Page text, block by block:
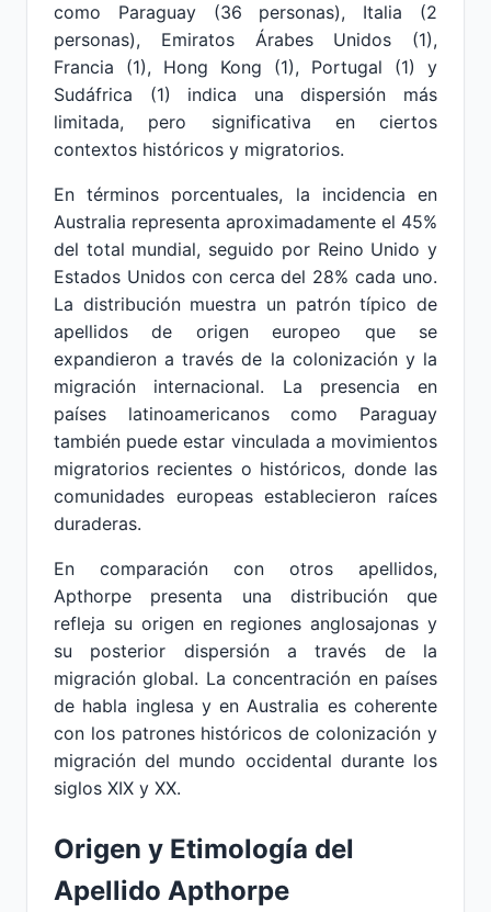
como Paraguay (36 personas), Italia (2
personas), Emiratos Árabes Unidos (1),
Francia (1), Hong Kong (1), Portugal (1) y
Sudáfrica (1) indica una dispersión más
limitada, pero significativa en ciertos
contextos históricos y migratorios.
En términos porcentuales, la incidencia en
Australia representa aproximadamente el 45%
del total mundial, seguido por Reino Unido y
Estados Unidos con cerca del 28% cada uno.
La distribución muestra un patrón típico de
apellidos de origen europeo que se
expandieron a través de la colonización y la
migración internacional. La presencia en
países latinoamericanos como Paraguay
también puede estar vinculada a movimientos
migratorios recientes o históricos, donde las
comunidades europeas establecieron raíces
duraderas.
En comparación con otros apellidos,
Apthorpe presenta una distribución que
refleja su origen en regiones anglosajonas y
su posterior dispersión a través de la
migración global. La concentración en países
de habla inglesa y en Australia es coherente
con los patrones históricos de colonización y
migración del mundo occidental durante los
siglos XIX y XX.
Origen y Etimología del
Apellido Apthorpe